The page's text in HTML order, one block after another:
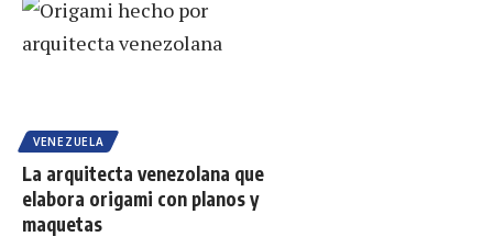
VENEZUELA
La arquitecta venezolana que
elabora origami con planos y
maquetas